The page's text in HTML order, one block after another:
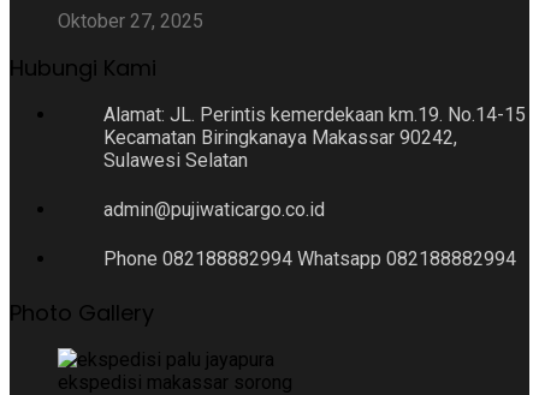
Oktober 27, 2025
Hubungi Kami
Alamat: JL. Perintis kemerdekaan km.19. No.14-15
Kecamatan Biringkanaya Makassar 90242,
Sulawesi Selatan
admin@pujiwaticargo.co.id
Phone 082188882994 Whatsapp 082188882994
Photo Gallery
ekspedisi makassar sorong